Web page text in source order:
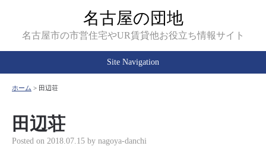
名古屋の団地
名古屋市の市営住宅やUR賃貸他お役立ち情報サイト
Site Navigation
ホーム > 田辺荘
田辺荘
Posted on 2018.07.15 by nagoya-danchi